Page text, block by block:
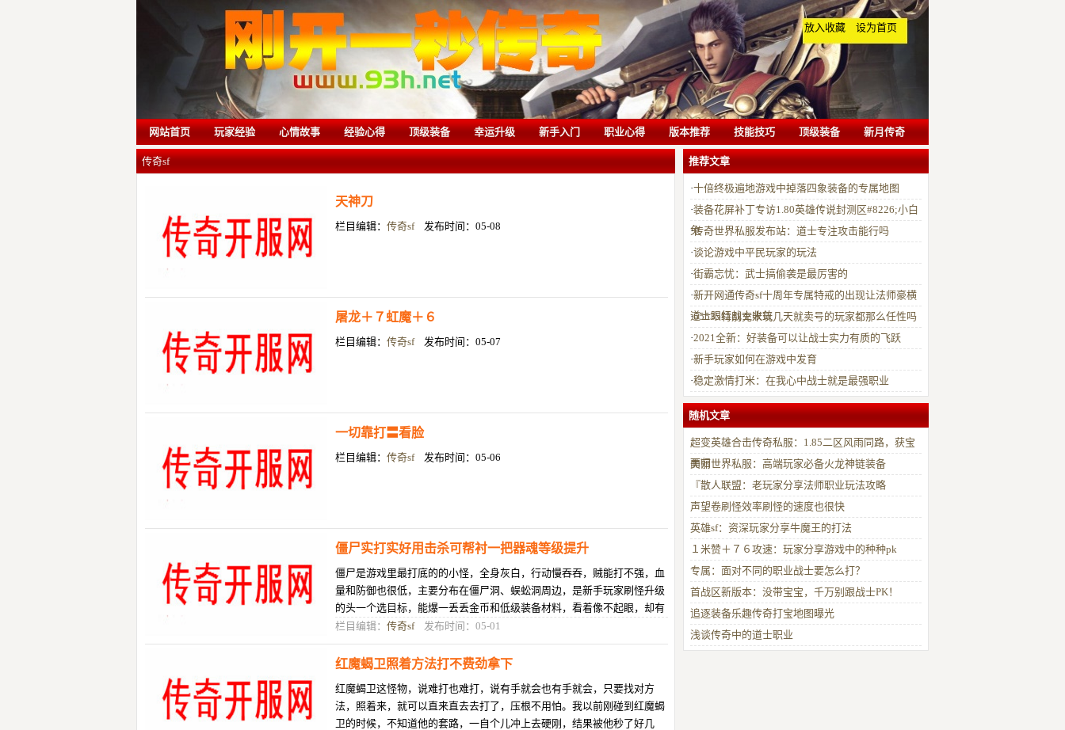
放入收藏 设为首页
网站首页 玩家经验 心情故事 经验心得 顶级装备 幸运升级 新手入门 职业心得 版本推荐 技能技巧 顶级装备 新月传奇
传奇sf
天神刀
栏目编辑： 传奇sf发布时间：05-08
屠龙＋７虹魔＋６
栏目编辑： 传奇sf发布时间：05-07
一切靠打〓看脸
栏目编辑： 传奇sf发布时间：05-06
僵尸实打实好用击杀可帮衬一把器魂等级提升
僵尸是游戏里最打底的的小怪，全身灰白，行动慢吞吞，贼能打不强，血
量和防御也很低，主要分布在僵尸洞、蜈蚣洞周边，是新手玩家刷怪升级
的头一个选目标，能爆一丢丢金币和低级装备材料，看着像不起眼，却有
一个隐藏用处，击杀僵尸，是器魂
栏目编辑： 传奇sf发布时间：05-01
红魔蝎卫照着方法打不费劲拿下
红魔蝎卫这怪物，说难打也难打，说有手就会也有手就会，只要找对方
法，照着来，就可以直来直去去打了，压根不用怕。我以前刚碰到红魔蝎
卫的时候，不知道他的套路，一自个儿冲上去硬刚，结果被他秒了好几
推荐文章
·十倍终极遍地游戏中掉落四象装备的专属地图
·装备花屏补丁专访1.80英雄传说封测区#8226;小白
兔
·传奇世界私服发布站：道士专注攻击能行吗
·谈论游戏中平民玩家的玩法
·街霸忘忧：武士搞偷袭是最厉害的
·新开网通传奇sf十周年专属特戒的出现让法师豪横
道士眼红战士收敛
·65535特别充米玩几天就卖号的玩家都那么任性吗
·2021全新：好装备可以让战士实力有质的飞跃
·新手玩家如何在游戏中发育
·稳定激情打米：在我心中战士就是最强职业
随机文章
超变英雄合击传奇私服：1.85二区风雨同路，获宝
而归
美丽世界私服：高端玩家必备火龙神链装备
『散人联盟：老玩家分享法师职业玩法攻略
声望卷刷怪效率刷怪的速度也很快
英雄sf：资深玩家分享牛魔王的打法
１米赞＋７６攻速：玩家分享游戏中的种种pk
专属：面对不同的职业战士要怎么打？
首战区新版本：没带宝宝，千万别跟战士PK！
追逐装备乐趣传奇打宝地图曝光
浅谈传奇中的道士职业